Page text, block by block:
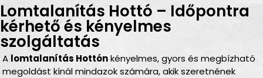
Lomtalanítás Hottó – Időpontra
kérhető és kényelmes
szolgáltatás
A lomtalanítás Hottónkényelmes, gyors és megbízható
megoldást kínál mindazok számára, akik szeretnének